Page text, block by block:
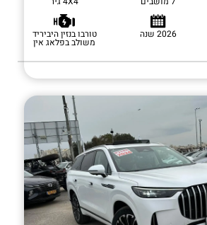
2026 שנה טורבו בנזין היביריד
משולב בפלאג אין